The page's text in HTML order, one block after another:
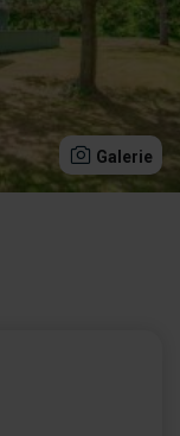
Galerie